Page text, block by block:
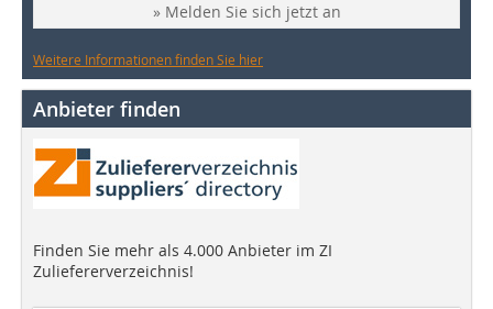
» Melden Sie sich jetzt an
Weitere Informationen finden Sie hier
Anbieter finden
Finden Sie mehr als 4.000 Anbieter im ZI
Zuliefererverzeichnis!